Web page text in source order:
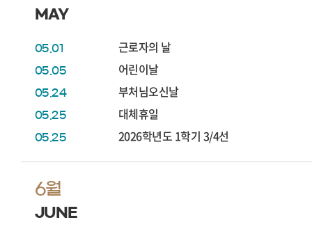
MAY
05.01 근로자의 날
05.05 어린이날
05.24 부처님오신날
05.25 대체휴일
05.25 2026학년도 1학기 3/4선
6월
JUNE